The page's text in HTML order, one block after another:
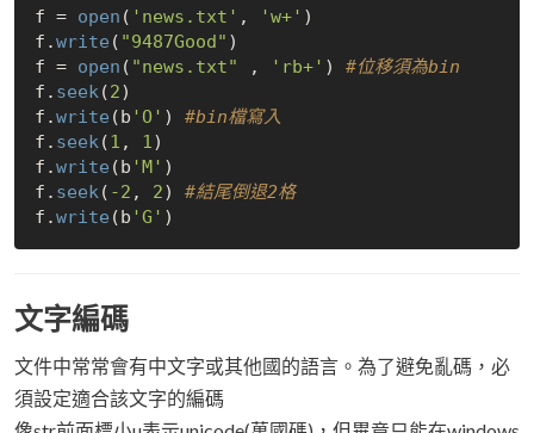
f = open ( 'news.txt' , 'w+' )
f.write ( "9487Good" )
f = open ( "news.txt" , 'rb+' ) #位移須為bin
f. seek(2)
f.write (b 'O' ) #bin檔寫入
f. seek(1 , 1)
f.write (b 'M' )
f. seek( -2 , 2) #結尾倒退2格
f.write (b 'G'
文字編碼
文件中常常會有中文字或其他國的語言。為了避免亂碼，必
須設定適合該文字的編碼